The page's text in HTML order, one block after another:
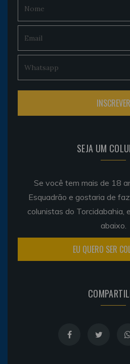
SEJA UM
Se você tem mais de 18
Esquadrão e gostaria de
colunistas do Torcidabahia,
abaixo.
EU QUERO SER